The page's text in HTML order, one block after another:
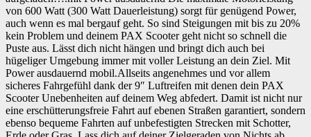
von 600 Watt (300 Watt Dauerleistung) sorgt für genügend Power,
auch wenn es mal bergauf geht. So sind Steigungen mit bis zu 20%
kein Problem und deinem PAX Scooter geht nicht so schnell die
Puste aus. Lässt dich nicht hängen und bringt dich auch bei
hügeliger Umgebung immer mit voller Leistung an dein Ziel. Mit
Power ausdauernd mobil.Allseits angenehmes und vor allem
sicheres Fahrgefühl dank der 9″ Luftreifen mit denen dein PAX
Scooter Unebenheiten auf deinem Weg abfedert. Damit ist nicht nur
eine erschütterungsfreie Fahrt auf ebenen Straßen garantiert, sondern
ebenso bequeme Fahrten auf unbefestigten Strecken mit Schotter,